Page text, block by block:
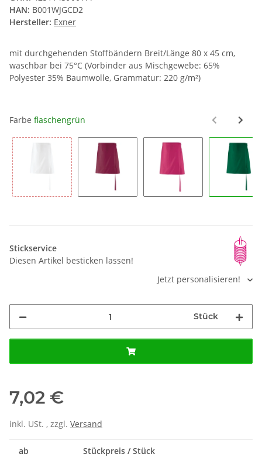
HAN: B001WJGCD2
Hersteller: Exner
mit durchgehenden Stoffbändern Breit/Länge 80 x 45 cm,
waschbar bei 75°C (Vorbinder aus Mischgewebe: 65%
Polyester 35% Baumwolle, Grammatur: 220 g/m²)
Farbe flaschengrün
Stickservice
Diesen Artikel besticken lassen!
Jetzt personalisieren!
Stück
7,02 €
inkl. USt. , zzgl. Versand
ab Stückpreis / Stück